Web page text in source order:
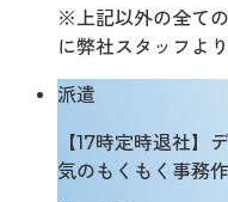
※上記以外の全て
に弊社スタッフよ
派遣
【17時定時退社】
気のもくもく事務